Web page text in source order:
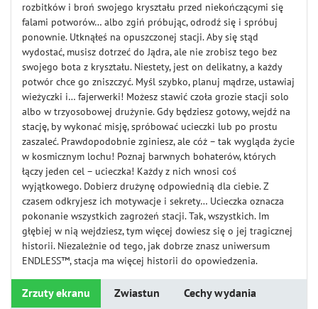
rozbitków i broń swojego kryształu przed niekończącymi się
falami potworów… albo zgiń próbując, odrodź się i spróbuj
ponownie. Utknąłeś na opuszczonej stacji. Aby się stąd
wydostać, musisz dotrzeć do Jądra, ale nie zrobisz tego bez
swojego bota z kryształu. Niestety, jest on delikatny, a każdy
potwór chce go zniszczyć. Myśl szybko, planuj mądrze, ustawiaj
wieżyczki i… fajerwerki! Możesz stawić czoła grozie stacji solo
albo w trzyosobowej drużynie. Gdy będziesz gotowy, wejdź na
stację, by wykonać misję, spróbować ucieczki lub po prostu
zaszaleć. Prawdopodobnie zginiesz, ale cóż – tak wygląda życie
w kosmicznym lochu! Poznaj barwnych bohaterów, których
łączy jeden cel – ucieczka! Każdy z nich wnosi coś
wyjątkowego. Dobierz drużynę odpowiednią dla ciebie. Z
czasem odkryjesz ich motywacje i sekrety… Ucieczka oznacza
pokonanie wszystkich zagrożeń stacji. Tak, wszystkich. Im
głębiej w nią wejdziesz, tym więcej dowiesz się o jej tragicznej
historii. Niezależnie od tego, jak dobrze znasz uniwersum
ENDLESS™, stacja ma więcej historii do opowiedzenia.
Zrzuty ekranu Zwiastun Cechy wydania